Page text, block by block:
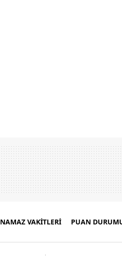
NAMAZ VAKİTLERİ PUAN